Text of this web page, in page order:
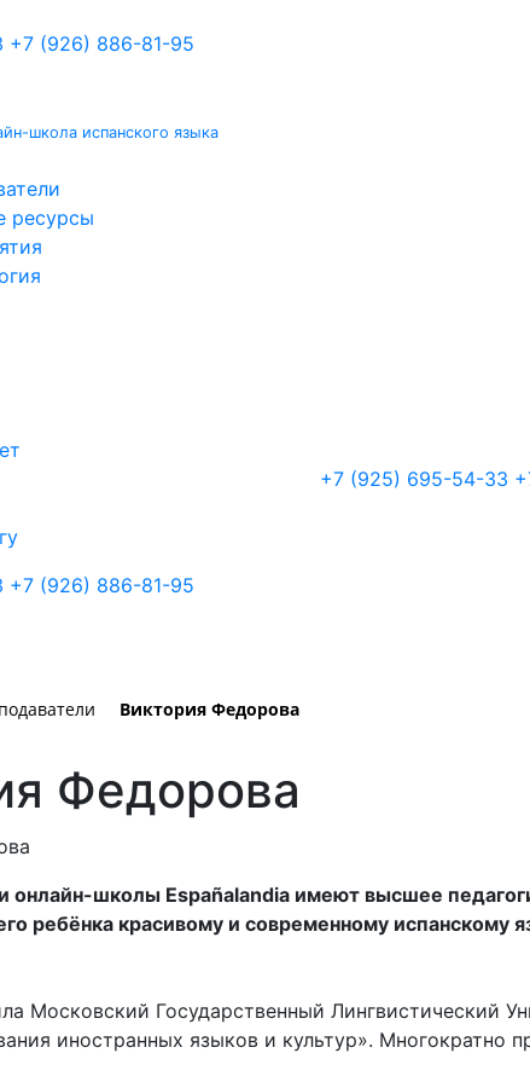
+7 (926) 886-81-95
школа испанского языка
ресурсы
+7 (925) 695-54-33
+7 (926) 886-81-95
Виктория Федорова
Федорова
онлайн-школы Españalandia имеют высшее
ребёнка красивому и современному испанскому
Московский Государственный Лингвистический
иностранных языков и культур». Многократно